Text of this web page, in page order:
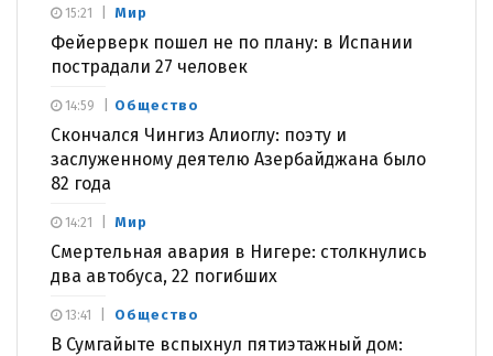
Мир
Фейерверк пошел не по плану: в Испании
пострадали 27 человек
15:21
Общество
Скончался Чингиз Алиоглу: поэту и
заслуженному деятелю Азербайджана было
82 года
14:59
Мир
Смертельная авария в Нигере: столкнулись
два автобуса, 22 погибших
14:21
Общество
В Сумгайыте вспыхнул пятиэтажный дом:
13:41